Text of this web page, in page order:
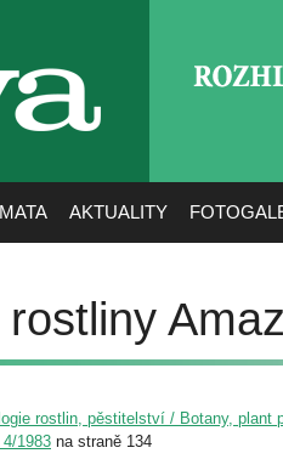
AKTUALITY
rostlin, pěstitelství / Botany, plant
1983 na straně 134